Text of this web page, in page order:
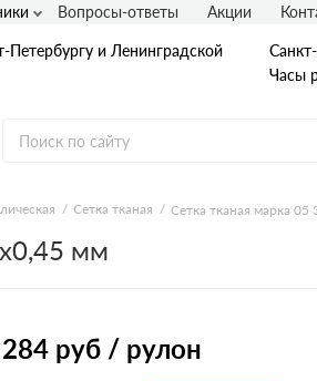
Петербургу и Ленинградской
Часы
Гладкая А1
A400
25Г2С
Вопросы-ответы Акции
Сетка тканая Сетка тканая марка
мм
руб / рулон